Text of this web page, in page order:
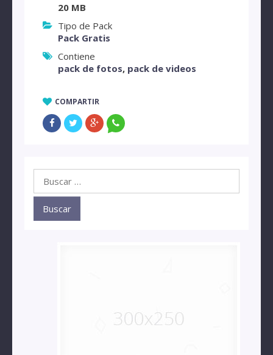
20 MB
Tipo de Pack
Pack Gratis
Contiene
pack de fotos, pack de videos
COMPARTIR